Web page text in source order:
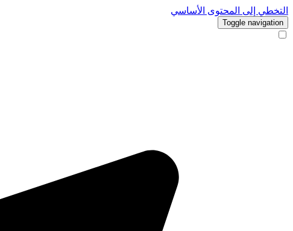
التخطي إلى المحتوى الأساسي
Toggle navigation